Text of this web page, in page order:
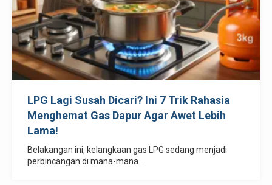
LPG Lagi Susah Dicari? Ini 7 Trik Rahasia
Menghemat Gas Dapur Agar Awet Lebih
Lama!
Belakangan ini, kelangkaan gas LPG sedang menjadi
perbincangan di mana-mana...